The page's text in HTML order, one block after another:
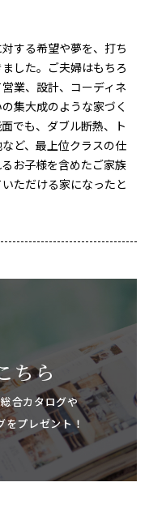
する希望や夢を、打ち
した。ご夫婦はもちろ
業、設計、コーディネ
集大成のような家づく
でも、ダブル断熱、ト
ど、最上位クラスの仕
お子様を含めたご家族
ただける家になったと
ちら
合カタログや
プレゼント！